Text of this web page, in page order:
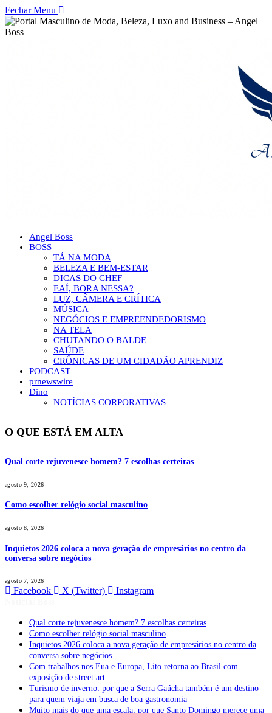
Fechar Menu
Angel Boss
BOSS
TÁ NA MODA
BELEZA E BEM-ESTAR
DICAS DO CHEF
EAÍ, BORA NESSA?
LUZ, CÂMERA E CRÍTICA
MÚSICA
NEGÓCIOS E EMPREENDEDORISMO
NA TELA
CHUTANDO O BALDE
SAÚDE
CRÔNICAS DE UM CIDADÃO APRENDIZ
PODCAST
prnewswire
Dino
NOTÍCIAS CORPORATIVAS
O QUE ESTÁ EM ALTA
Qual corte rejuvenesce homem? 7 escolhas certeiras
agosto 9, 2026
Como escolher relógio social masculino
agosto 8, 2026
Inquietos 2026 coloca a nova geração de empresários no centro da
conversa sobre negócios
agosto 7, 2026
Facebook X (Twitter) Instagram
Qual corte rejuvenesce homem? 7 escolhas certeiras
Como escolher relógio social masculino
Inquietos 2026 coloca a nova geração de empresários no centro da
conversa sobre negócios
Com trabalhos nos Eua e Europa, Lito retorna ao Brasil com
exposição de street art
Turismo de inverno: por que a Serra Gaúcha também é um destino
para quem viaja em busca de boa gastronomia
Muito mais do que uma escala: por que Santo Domingo merece uma